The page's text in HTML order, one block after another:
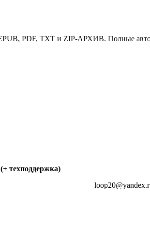
PDF, TXT и ZIP-АРХИВ. Полные
техподдержка)